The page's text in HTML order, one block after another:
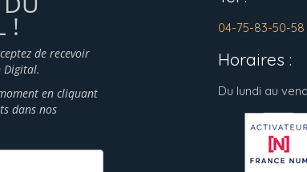
!
de recevoir
Digital.
en cliquant
dans nos
04-75-83-50-58
Horaires :
Du lundi au